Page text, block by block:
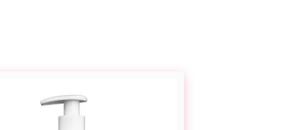
Conditioner
cheveux